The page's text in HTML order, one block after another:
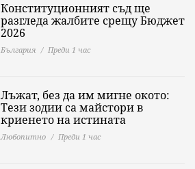
Конституционният съд ще
разгледа жалбите срещу Бюджет
2026
България Преди 1 час
Лъжат, без да им мигне окото:
Тези зодии са майстори в
криенето на истината
Любопитно Преди 1 час